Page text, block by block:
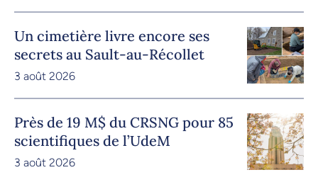
Un cimetière livre encore ses
secrets au Sault-au-Récollet
3 août 2026
Près de 19 M$ du CRSNG pour 85
scientifiques de l’UdeM
3 août 2026